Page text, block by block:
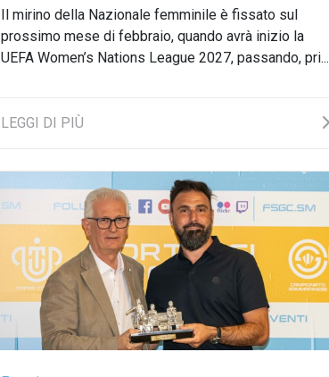
Il mirino della Nazionale femminile è fissato sul
prossimo mese di febbraio, quando avrà inizio la
UEFA Women’s Nations League 2027, passando, pri...
LEGGI DI PIÙ